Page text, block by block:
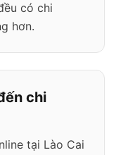
có chi
hơn.
chi
tại Lào Cai